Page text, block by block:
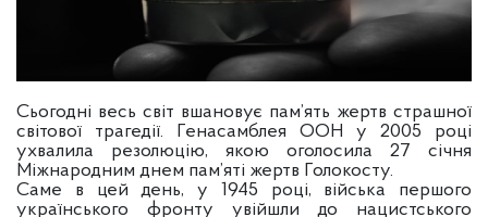
Cьогодні весь світ вшановує пам’ять жертв страшної
світової трагедії. Генасамблея ООН у 2005 році
ухвалила резолюцію, якою оголосила 27 січня
Міжнародним днем пам’яті жертв Голокосту.
Саме в цей день, у 1945 році, війська першого
українського фронту увійшли до нацистського